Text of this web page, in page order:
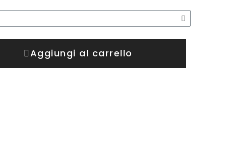
Aggiungi al carrello